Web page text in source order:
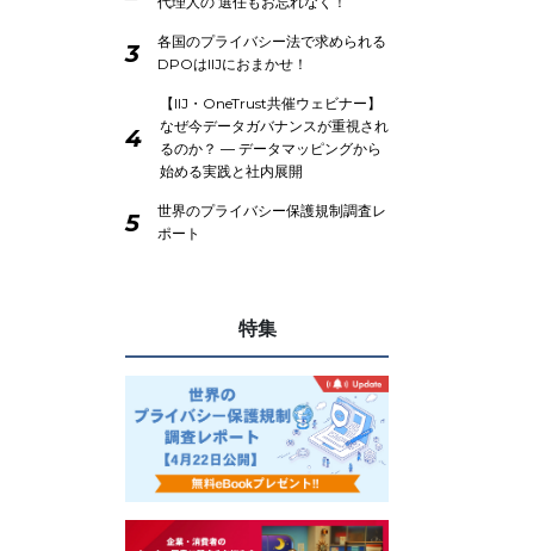
3
各国のプライバシー法で求められる
DPOはIIJにおまかせ！
4
【IIJ・OneTrust共催ウェビナー】
なぜ今データガバナンスが重視され
るのか？ ― データマッピングから
始める実践と社内展開
5
世界のプライバシー保護規制調査レ
ポート
特集